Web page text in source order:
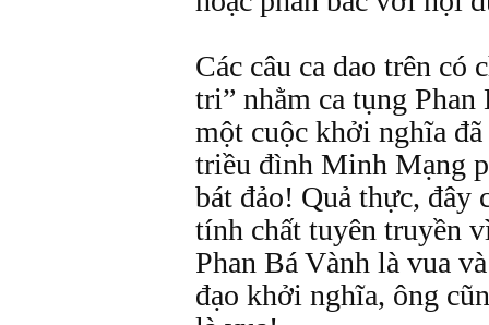
Các câu ca dao trên có
tri” nhằm ca tụng
một cuộc khởi nghĩa
triều đình Minh Mạng
bát đảo! Quả thực, đây
tính chất tuyên truyền
Phan Bá Vành là vua
đạo khởi nghĩa, ông